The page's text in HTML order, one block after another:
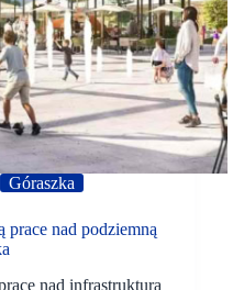
Góraszka
prace nad podziemną
nad infrastrukturą